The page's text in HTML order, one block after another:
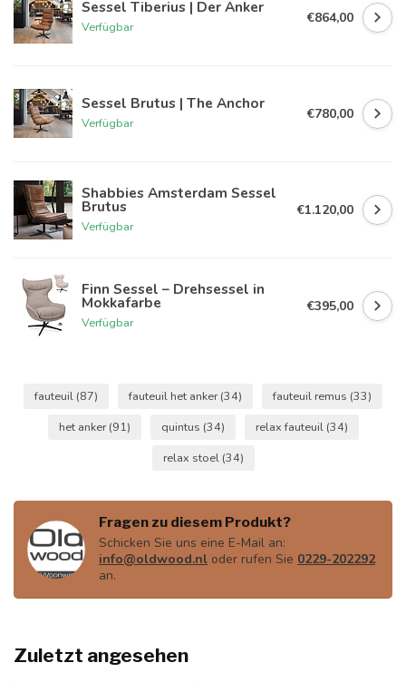
Sessel Tiberius | Der Anker
Verfügbar
€864,00
Sessel Brutus | The Anchor
Verfügbar
€780,00
Shabbies Amsterdam Sessel
Brutus
Verfügbar
€1.120,00
Finn Sessel – Drehsessel in
Mokkafarbe
Verfügbar
€395,00
fauteuil (87) fauteuil het anker(34) fauteuil remus (33)
het anker(91) quintus (34) relax fauteuil (34)
relax stoel (34)
Fragen zu diesem Produkt?
Schicken Sie uns eine E-Mail an:
info@oldwood.nl oder rufen Sie 0229-202292
an.
Zuletzt angesehen